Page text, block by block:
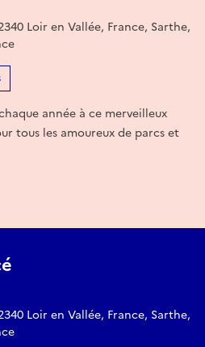
Loir en Vallée, France, Sarthe,
année à ce merveilleux
tous les amoureux de parcs et
Loir en Vallée, France, Sarthe,